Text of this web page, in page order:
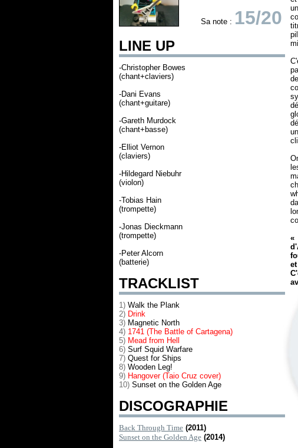
Sa note : 15/20
LINE UP
-Christopher Bowes
(chant+claviers)
-Dani Evans
(chant+guitare)
-Gareth Murdock
(chant+basse)
-Elliot Vernon
(claviers)
-Hildegard Niebuhr
(violon)
-Tobias Hain
(trompette)
-Jonas Dieckmann
(trompette)
-Peter Alcorn
(batterie)
TRACKLIST
1) Walk the Plank
2) Drink
3) Magnetic North
4) 1741 (The Battle of Cartagena)
5) Mead from Hell
6) Surf Squid Warfare
7) Quest for Ships
8) Wooden Leg!
9) Hangover(Taio Cruz cover)
10) Sunset on the Golden Age
DISCOGRAPHIE
Back Through Time (2011)
Sunset on the Golden Age (2014)
«